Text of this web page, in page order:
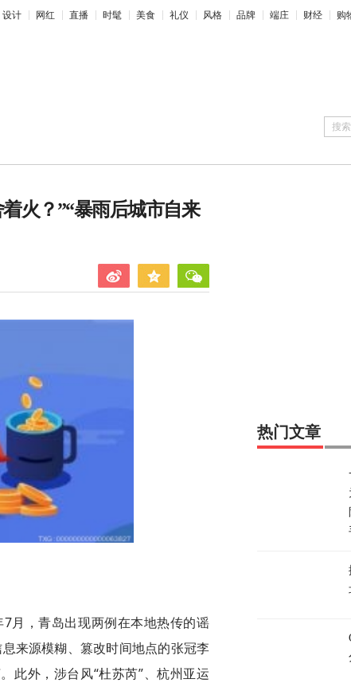
设计 网红 直播 时髦 美食 礼仪 风格 品牌 端庄 财经 购
火？”“暴雨后城市自来
7月，青岛出现两例在本地热传的谣
来源模糊、篡改时间地点的张冠李
此外，涉台风“杜苏芮”、杭州亚运
热门文章